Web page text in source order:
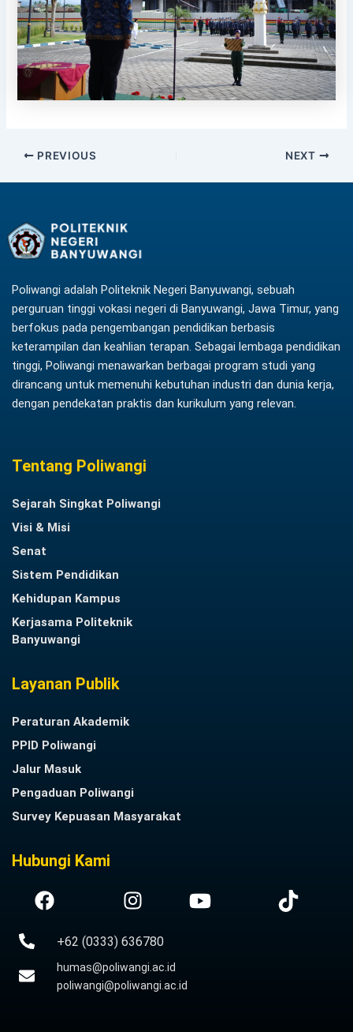
PREVIOUS NEXT
Poliwangi adalah Politeknik Negeri Banyuwangi, sebuah
perguruan tinggi vokasi negeri di Banyuwangi, Jawa Timur, yang
berfokus pada pengembangan pendidikan berbasis
keterampilan dan keahlian terapan. Sebagai lembaga pendidikan
tinggi, Poliwangi menawarkan berbagai program studi yang
dirancang untuk memenuhi kebutuhan industri dan dunia kerja,
dengan pendekatan praktis dan kurikulum yang relevan.
Tentang Poliwangi
Sejarah Singkat Poliwangi
Visi & Misi
Senat
Sistem Pendidikan
Kehidupan Kampus
Kerjasama Politeknik
Banyuwangi
Layanan Publik
Peraturan Akademik
PPID Poliwangi
Jalur Masuk
Pengaduan Poliwangi
Survey Kepuasan Masyarakat
Hubungi Kami
+62 (0333) 636780
humas@poliwangi.ac.id
poliwangi@poliwangi.ac.id